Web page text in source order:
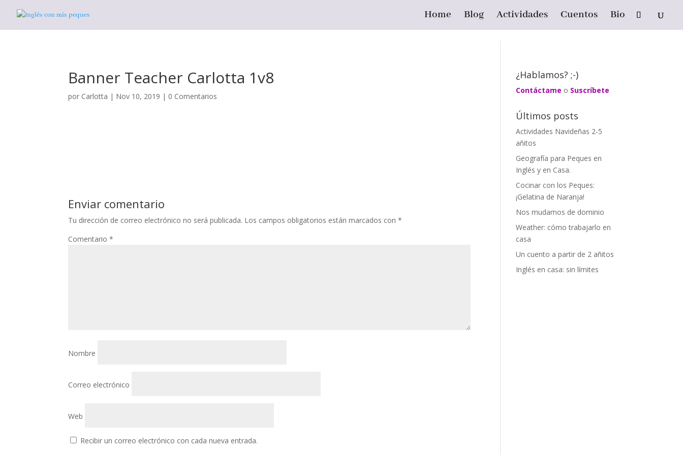
Home Blog Actividades Cuentos Bio
Banner Teacher Carlotta 1v8
por Carlotta | Nov 10, 2019 | 0 Comentarios
Enviar comentario
Tu dirección de correo electrónico no será publicada. Los campos obligatorios están marcados con*
Comentario*
Nombre
Correo electrónico
Web
Recibir un correo electrónico con cada nueva entrada.
¿Hablamos? ;-)
Contáctame o Suscríbete
Últimos posts
Actividades Navideñas 2-5
añitos
Geografía para Peques en
Inglés y en Casa.
Cocinar con los Peques:
¡Gelatina de Naranja!
Nos mudamos de dominio
Weather: cómo trabajarlo en
casa
Un cuento a partir de 2 añitos
Inglés en casa: sin límites